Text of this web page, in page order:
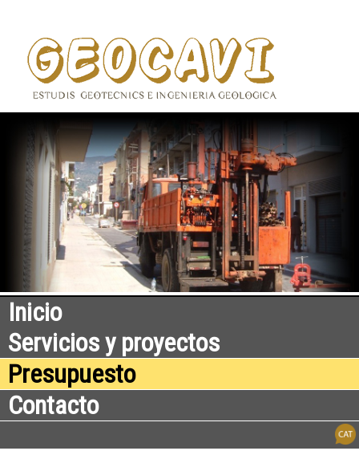
Inicio
Servicios y proyectos
Presupuesto
Contacto